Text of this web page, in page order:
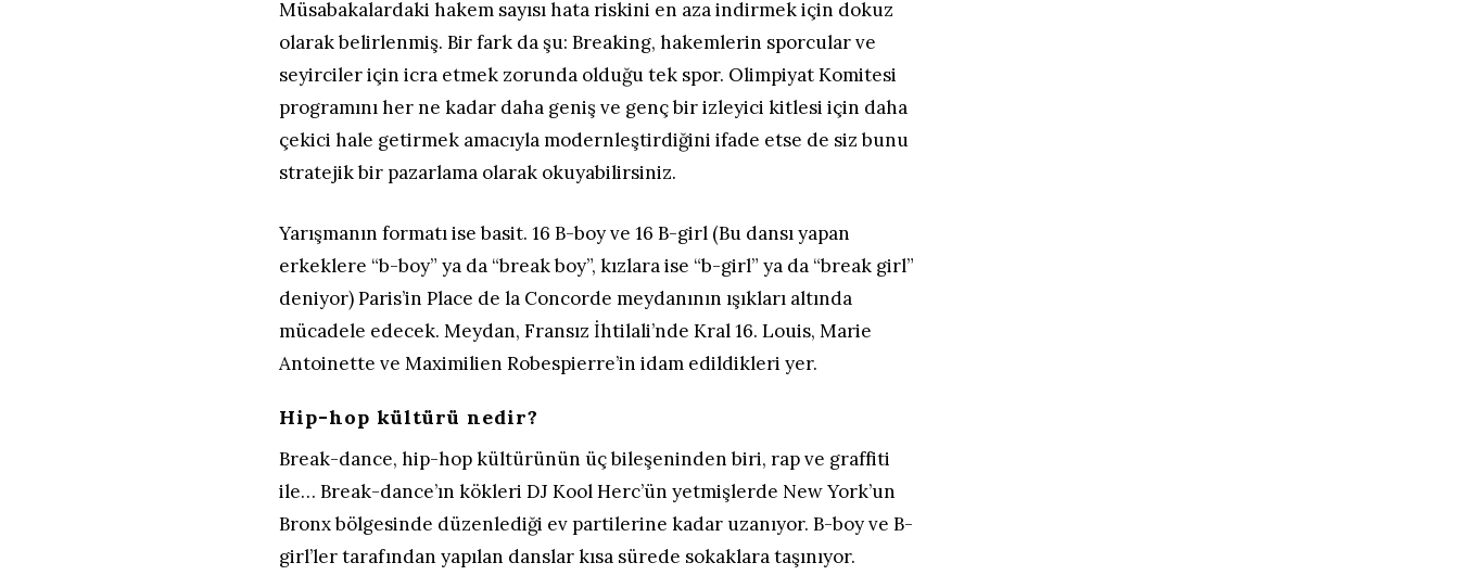
Müsabakalardaki hakem sayısı hata riskini en aza indirmek için dokuz
olarak belirlenmiş. Bir fark da şu: Breaking, hakemlerin sporcular ve
seyirciler için icra etmek zorunda olduğu tek spor. Olimpiyat Komitesi
programını her ne kadar daha geniş ve genç bir izleyici kitlesi için daha
çekici hale getirmek amacıyla modernleştirdiğini ifade etse de siz bunu
stratejik bir pazarlama olarak okuyabilirsiniz.
Yarışmanın formatı ise basit. 16 B-boy ve 16 B-girl (Bu dansı yapan
erkeklere “b-boy” ya da “break boy”, kızlara ise “b-girl” ya da “break girl”
deniyor) Paris’in Place de la Concorde meydanının ışıkları altında
mücadele edecek. Meydan, Fransız İhtilali’nde Kral 16. Louis, Marie
Antoinette ve Maximilien Robespierre’in idam edildikleri yer.
Hip-hop kültürü nedir?
Break-dance, hip-hop kültürünün üç bileşeninden biri, rap ve graffiti
ile… Break-dance’ın kökleri DJ Kool Herc’ün yetmişlerde New York’un
Bronx bölgesinde düzenlediği ev partilerine kadar uzanıyor. B-boy ve B-
girl’ler tarafından yapılan danslar kısa sürede sokaklara taşınıyor.